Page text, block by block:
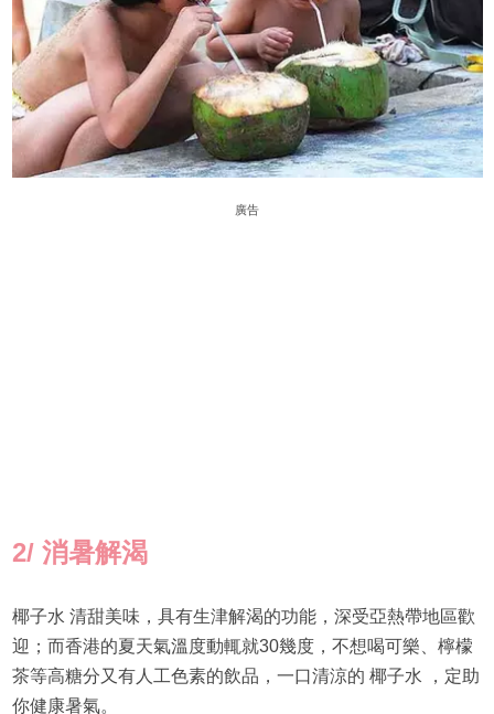
廣告
2/ 消暑解渴
椰子水 清甜美味，具有生津解渴的功能，深受亞熱帶地區歡
迎；而香港的夏天氣溫度動輒就30幾度，不想喝可樂、檸檬
茶等高糖分又有人工色素的飲品，一口清涼的 椰子水 ，定助
你健康暑氣。